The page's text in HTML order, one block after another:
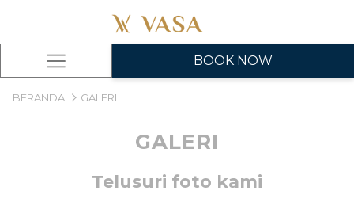
Hamburger BOOK NOW
BERANDA GALERI
GALERI
Telusuri foto kami